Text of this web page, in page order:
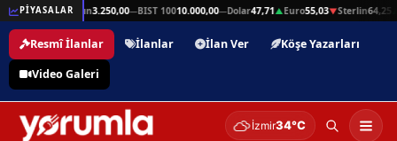
PİYASALAR
64,25▲Gram Altın3.250,00—BIST 10010.000,00—Dolar47,71▲Euro55,03▼Sterlin64,25▲
Resmî İlanlar İlanlar İlan Ver
Köşe Yazarları
Video Galeri
İzmir34°C